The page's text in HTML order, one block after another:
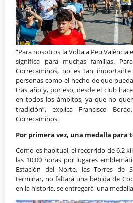
“Para nosotros la Volta a Peu València
significa para muchas familias.
Correcaminos, no es tan
personas como el hecho de que
tras año y, por eso, desde el club
en todos los ámbitos, ya que no
tradición”, explica Francisco
Correcaminos.
Por primera vez, una medalla para
Como es habitual, el recorrido de 6,2
las 10:00 horas por lugares
Estación del Norte, las Torres de
terminar, no faltará una bebida de
en la historia, se entregará una